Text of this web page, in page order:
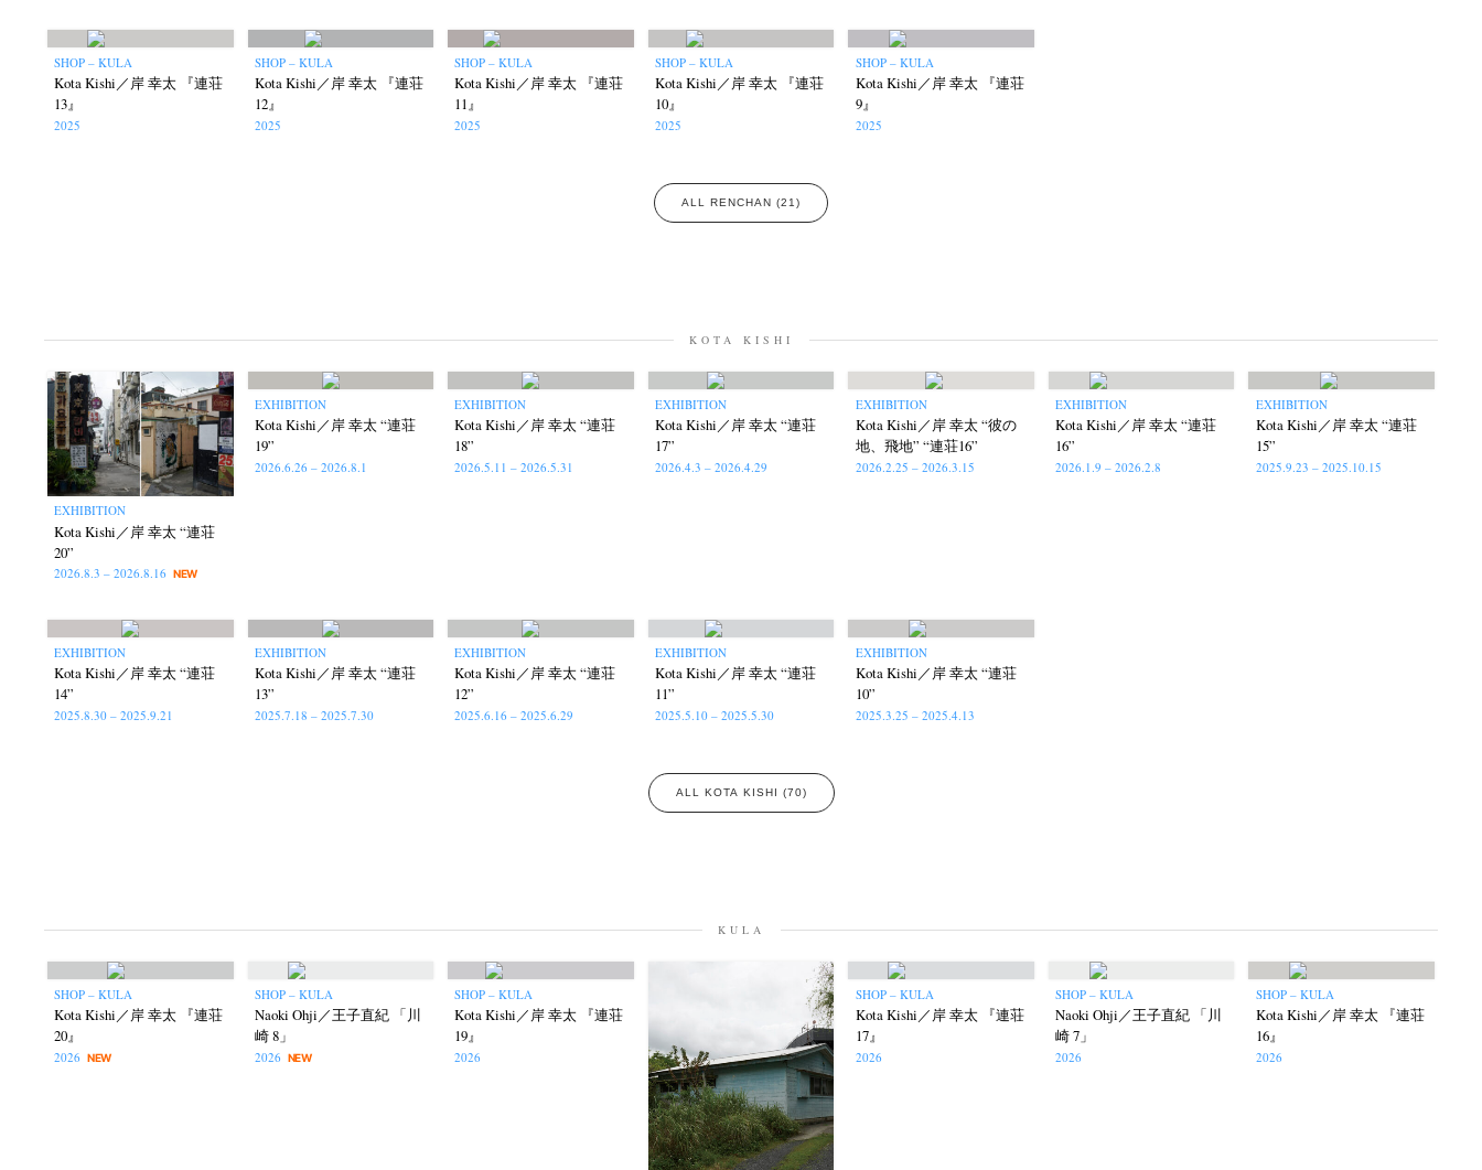
SHOP – KULA
Kota Kishi／岸 幸太 『連荘
13』
2025
SHOP – KULA
Kota Kishi／岸 幸太 『連荘
12』
2025
SHOP – KULA
Kota Kishi／岸 幸太 『連荘
11』
2025
SHOP – KULA
Kota Kishi／岸 幸太 『連荘
10』
2025
SHOP – KULA
Kota Kishi／岸 幸太 『連荘
9』
2025
ALL RENCHAN (21)
KOTA KISHI
EXHIBITION
Kota Kishi／岸 幸太 “連荘
20”
2026.8.3 – 2026.8.16 NEW
EXHIBITION
Kota Kishi／岸 幸太 “連荘
19”
2026.6.26 – 2026.8.1
EXHIBITION
Kota Kishi／岸 幸太 “連荘
18”
2026.5.11 – 2026.5.31
EXHIBITION
Kota Kishi／岸 幸太 “連荘
17”
2026.4.3 – 2026.4.29
EXHIBITION
Kota Kishi／岸 幸太 “彼の
地、飛地” “連荘16”
2026.2.25 – 2026.3.15
EXHIBITION
Kota Kishi／岸 幸太 “連荘
16”
2026.1.9 – 2026.2.8
EXHIBITION
Kota Kishi／岸 幸太 “連荘
15”
2025.9.23 – 2025.10.15
EXHIBITION
Kota Kishi／岸 幸太 “連荘
14”
2025.8.30 – 2025.9.21
EXHIBITION
Kota Kishi／岸 幸太 “連荘
13”
2025.7.18 – 2025.7.30
EXHIBITION
Kota Kishi／岸 幸太 “連荘
12”
2025.6.16 – 2025.6.29
EXHIBITION
Kota Kishi／岸 幸太 “連荘
11”
2025.5.10 – 2025.5.30
EXHIBITION
Kota Kishi／岸 幸太 “連荘
10”
2025.3.25 – 2025.4.13
ALL KOTA KISHI (70)
KULA
SHOP – KULA
Kota Kishi／岸 幸太 『連荘
20』
2026 NEW
SHOP – KULA
Naoki Ohji／王子直紀 「川
崎 8」
2026 NEW
SHOP – KULA
Kota Kishi／岸 幸太 『連荘
19』
2026
SHOP – KULA
Kota Kishi／岸 幸太 『連荘
17』
2026
SHOP – KULA
Naoki Ohji／王子直紀 「川
崎 7」
2026
SHOP – KULA
Kota Kishi／岸 幸太 『連荘
16』
2026